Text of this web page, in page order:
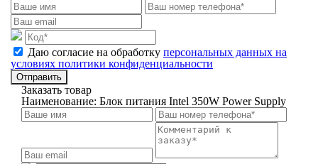
Даю согласие на обработку персональных данных на
условиях политики конфиденциальности
Отправить
Заказать товар
Наименование: Блок питания Intel 350W Power Supply